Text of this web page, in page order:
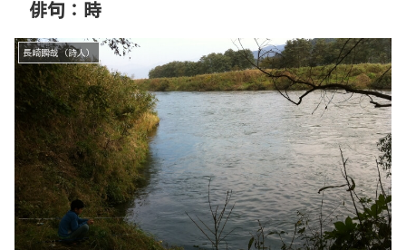
俳句：時
長崎瞬哉（詩人）